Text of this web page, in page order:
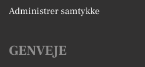
Administrer samtykke
GENVEJE